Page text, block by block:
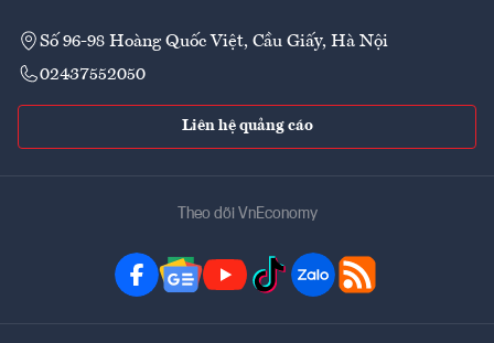
Số 96-98 Hoàng Quốc Việt, Cầu Giấy, Hà Nội
02437552050
Liên hệ quảng cáo
Theo dõi VnEconomy